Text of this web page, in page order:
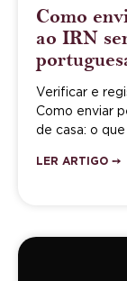
Como
ao IRN
Verificar e
Como enviar
de casa: o
LER ARTIGO ➙